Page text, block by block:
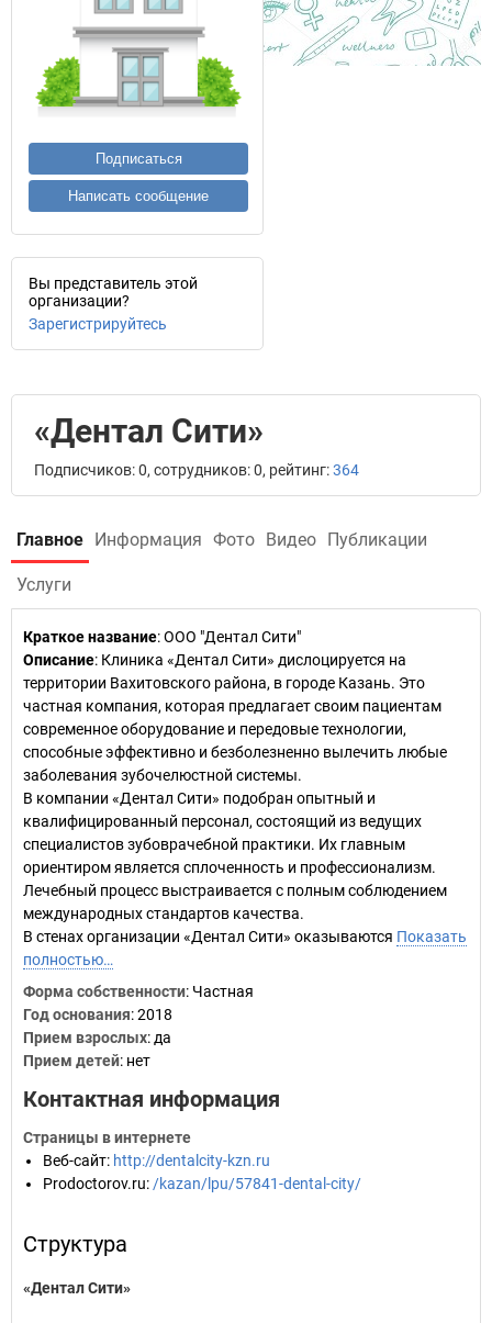
Подписаться
Написать сообщение
Вы представитель этой
организации?
Зарегистрируйтесь
«Дентал Сити»
Подписчиков: 0, сотрудников: 0, рейтинг:364
Главное Информация Фото Видео Публикации
Услуги
Краткое название:ООО "Дентал Сити"
Описание: Клиника «Дентал Сити» дислоцируется на
территории Вахитовского района, в городе Казань. Это
частная компания, которая предлагает своим пациентам
современное оборудование и передовые технологии,
способные эффективно и безболезненно вылечить любые
заболевания зубочелюстной системы.
В компании «Дентал Сити» подобран опытный и
квалифицированный персонал, состоящий из ведущих
специалистов зубоврачебной практики. Их главным
ориентиром является сплоченность и профессионализм.
Лечебный процесс выстраивается с полным соблюдением
международных стандартов качества.
В стенах организации «Дентал Сити» оказываются Показать
полностью…
Форма собственности: Частная
Год основания:2018
Прием взрослых: да
Прием детей: нет
Контактная информация
Страницы в интернете
Веб-сайт: http://dentalcity-kzn.ru
Prodoctorov.ru: /kazan/lpu/57841-dental-city/
Структура
«Дентал Сити»